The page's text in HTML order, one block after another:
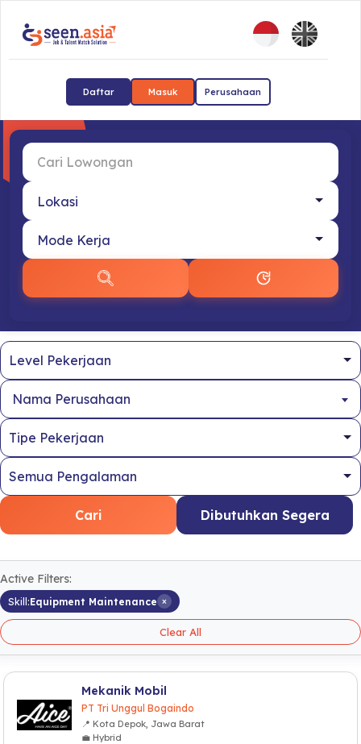
Daftar Masuk Perusahaan
Nama Perusahaan
Cari Dibutuhkan Segera
Active Filters:
Skill:Equipment Maintenance ×
Clear All
Mekanik Mobil
PT Tri Unggul Bogaindo
📍 Kota Depok, Jawa Barat
💼 Hybrid